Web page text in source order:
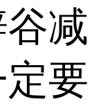
减
要